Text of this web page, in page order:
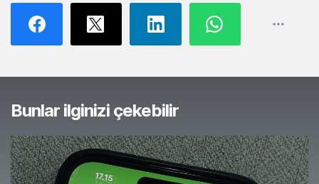
Bunlar ilginizi çekebilir